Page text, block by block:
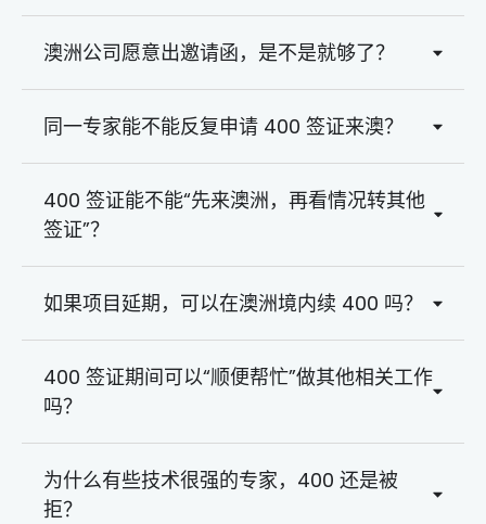
澳洲公司愿意出邀请函，是不是就够了？
同一专家能不能反复申请 400 签证来澳？
400 签证能不能“先来澳洲，再看情况转其他
签证”？
如果项目延期，可以在澳洲境内续 400 吗？
400 签证期间可以“顺便帮忙”做其他相关工作
吗？
为什么有些技术很强的专家，400 还是被
拒？